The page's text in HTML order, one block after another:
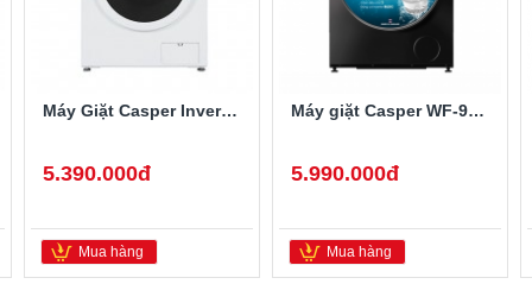
Máy Giặt Casper Inverter 9.5 Kg WF-95I140BWC
5.390.000đ
Mua hàng
Máy giặt Casper WF-95I140BGB Inverter 9.5 kg
5.990.000đ
Mua hàng